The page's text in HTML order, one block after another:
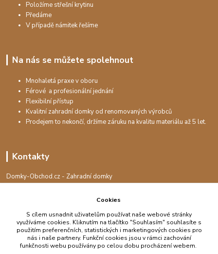
Položíme střešní krytinu
Předáme
V případě námitek řešíme
Na nás se můžete spolehnout
Mnohaletá praxe v oboru
Férové a profesionální jednání
Flexibilní přístup
Kvalitní zahradní domky od renomovaných výrobců
Prodejem to nekončí, držíme záruku na kvalitu materiálu až 5 let.
Kontakty
Domky-Obchod.cz - Zahradní domky
+420 730 501 925
info@domky-obchod.cz
Cookies
S cílem usnadnit uživatelům používat naše webové stránky
využíváme cookies. Kliknutím na tlačítko "Souhlasím" souhlasíte s
použitím preferenčních, statistických i marketingových cookies pro
nás i naše partnery. Funkční cookies jsou v rámci zachování
funkčnosti webu používány po celou dobu procházení webem.